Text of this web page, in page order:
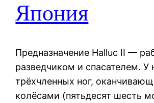
Япония
Предназначение Halluc II —
разведчиком и спасателем. У
трёхчленных ног,
колёсами (пятьдесят шесть